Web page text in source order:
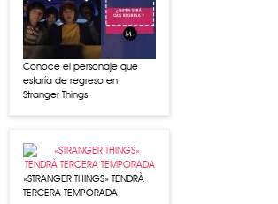
Conoce el personaje que
estaría de regreso en
Stranger Things
«STRANGER THINGS» TENDRÀ
TERCERA TEMPORADA